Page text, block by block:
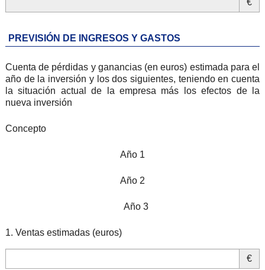
PREVISIÓN DE INGRESOS Y GASTOS
Cuenta de pérdidas y ganancias (en euros) estimada para el
año de la inversión y los dos siguientes, teniendo en cuenta
la situación actual de la empresa más los efectos de la
nueva inversión
Concepto
Año 1
Año 2
Año 3
1. Ventas estimadas (euros)
€